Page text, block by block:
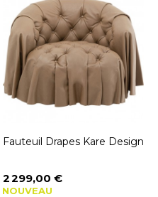
Fauteuil Drapes Kare Design
Prix
2 299,00 €
NOUVEAU